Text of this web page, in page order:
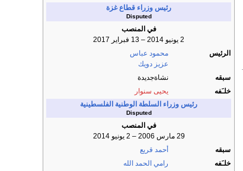
رئيس وزراء قطاع غزة
Disputed
في المنصب
2 يونيو 2014 – 13 فبراير 2017
الرئيس
محمود عباس
عزيز دويك‎
سبقه
نشاةجديدة
خلـَفه
يحيى سنوار
رئيس وزراء السلطة الوطنية الفلسطينية
Disputed
في المنصب
29 مارس 2006 – 2 يونيو 2014
سبقه
أحمد قريع
خلـَفه
رامي الحمد الله